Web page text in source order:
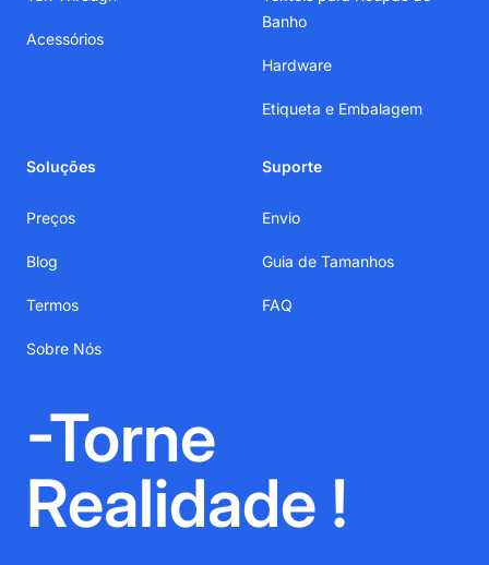
Acessórios
Banho
Hardware
Etiqueta e Embalagem
Soluções
Preços
Blog
Termos
Sobre Nós
Suporte
Envio
Guia de Tamanhos
FAQ
-Torne
Realidade !